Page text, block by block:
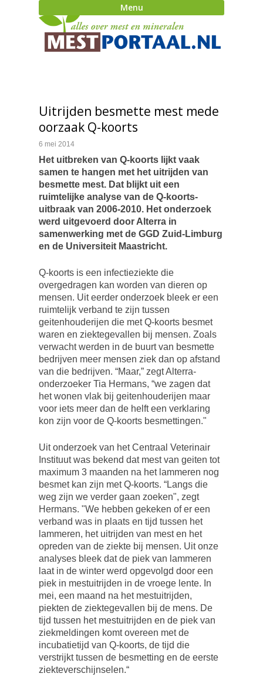
Menu
Uitrijden besmette mest mede
oorzaak Q-koorts
6 mei 2014
Het uitbreken van Q-koorts lijkt vaak
samen te hangen met het uitrijden van
besmette mest. Dat blijkt uit een
ruimtelijke analyse van de Q-koorts-
uitbraak van 2006-2010. Het onderzoek
werd uitgevoerd door Alterra in
samenwerking met de GGD Zuid-Limburg
en de Universiteit Maastricht.
Q-koorts is een infectieziekte die
overgedragen kan worden van dieren op
mensen. Uit eerder onderzoek bleek er een
ruimtelijk verband te zijn tussen
geitenhouderijen die met Q-koorts besmet
waren en ziektegevallen bij mensen. Zoals
verwacht werden in de buurt van besmette
bedrijven meer mensen ziek dan op afstand
van die bedrijven. “Maar,” zegt Alterra-
onderzoeker Tia Hermans, “we zagen dat
het wonen vlak bij geitenhouderijen maar
voor iets meer dan de helft een verklaring
kon zijn voor de Q-koorts besmettingen."
Uit onderzoek van het Centraal Veterinair
Instituut was bekend dat mest van geiten tot
maximum 3 maanden na het lammeren nog
besmet kan zijn met Q-koorts. “Langs die
weg zijn we verder gaan zoeken", zegt
Hermans. "We hebben gekeken of er een
verband was in plaats en tijd tussen het
lammeren, het uitrijden van mest en het
opreden van de ziekte bij mensen. Uit onze
analyses bleek dat de piek van lammeren
laat in de winter werd opgevolgd door een
piek in mestuitrijden in de vroege lente. In
mei, een maand na het mestuitrijden,
piekten de ziektegevallen bij de mens. De
tijd tussen het mestuitrijden en de piek van
ziekmeldingen komt overeen met de
incubatietijd van Q-koorts, de tijd die
verstrijkt tussen de besmetting en de eerste
ziekteverschijnselen.“